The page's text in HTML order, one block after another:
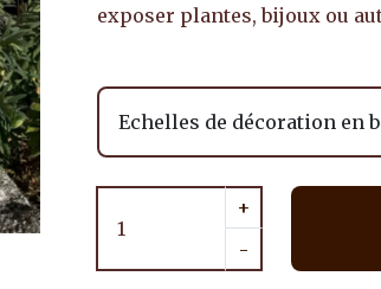
exposer plantes, bijoux ou
+
-